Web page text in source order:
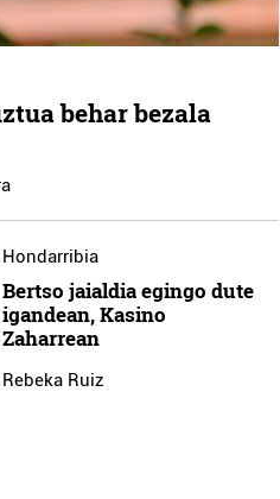
behar bezala
Hondarribia
Bertso jaialdia egingo dute
igandean, Kasino
Zaharrean
Rebeka Ruiz